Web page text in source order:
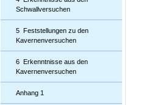
Schwallversuchen
5 Feststellungen zu den
Kavernenversuchen
6 Erkenntnisse aus den
Kavernenversuchen
Anhang 1